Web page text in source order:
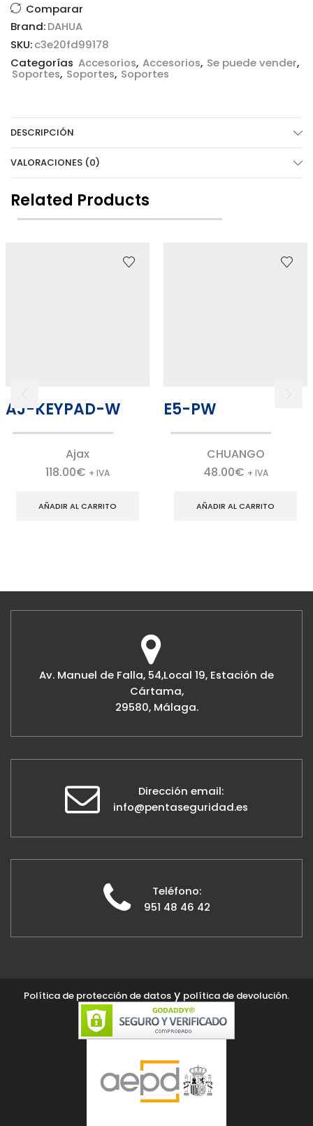
Comparar
Brand:DAHUA
SKU:c3e20fd99178
Categorías Accesorios, Accesorios, Se puede vender,
Soportes, Soportes, Soportes
DESCRIPCIÓN
VALORACIONES (0)
Related Products
AJ-KEYPAD-W
Ajax
118.00€ + IVA
AÑADIR AL CARRITO
E5-PW
CHUANGO
48.00€ + IVA
AÑADIR AL CARRITO
Av. Manuel de Falla, 54,Local 19, Estación de
Cártama,
29580, Málaga.
Dirección email:
info@pentaseguridad.es
Teléfono:
951 48 46 42
Política de protección de datos y política de devolución.